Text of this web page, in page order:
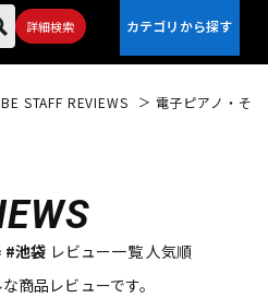
詳細検索
ウクレレ
STAFF REVIEWS 電子ピアノ・そ
#池袋 レビュー一覧 人気順
商品レビューです。